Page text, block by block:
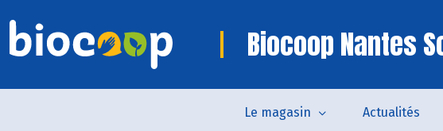
Biocoop Nantes
Le magasin Actualités